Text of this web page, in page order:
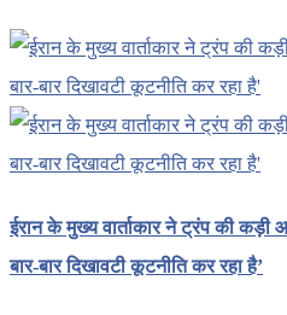
ईरान के मुख्य वार्ताकार ने ट्रंप की कड़ी
बार-बार दिखावटी कूटनीति कर रहा है’